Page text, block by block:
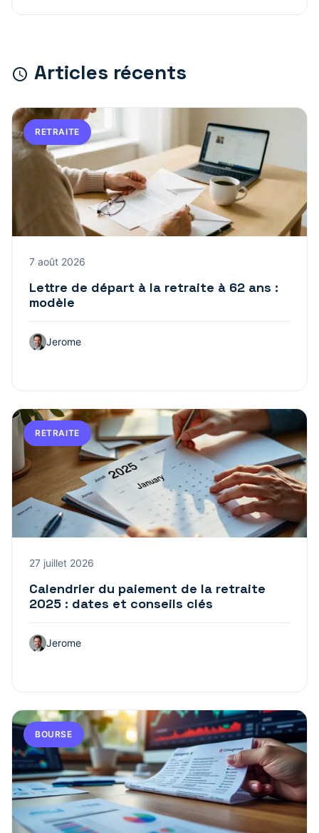
Articles récents
RETRAITE
7 août 2026
Lettre de départ à la retraite à 62 ans :
modèle
Jerome
RETRAITE
27 juillet 2026
Calendrier du paiement de la retraite
2025 : dates et conseils clés
Jerome
BOURSE